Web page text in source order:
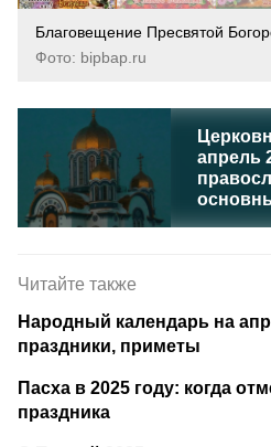
Благовещение Пресвятой
Фото: bipbap.ru
апрель
Читайте также
Народный календарь на
праздники, приметы
Пасха в 2025 году: когда
праздника